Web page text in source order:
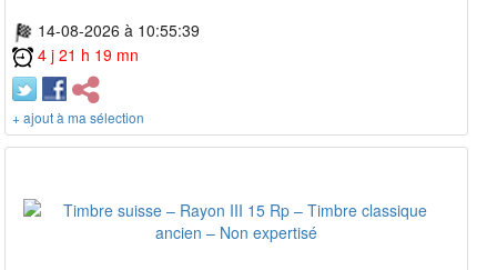
14-08-2026 à 10:55:39
4 j 21 h 19 mn
+ ajout à ma sélection